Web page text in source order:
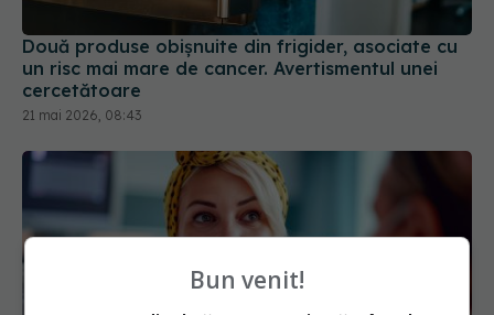
Două produse obișnuite din frigider, asociate cu
un risc mai mare de cancer. Avertismentul unei
cercetătoare
21 mai 2026, 08:43
Bun venit!